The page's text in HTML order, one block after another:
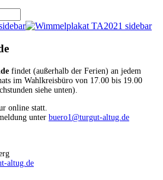
findet (außerhalb der Ferien) an jedem
im Wahlkreisbüro von 17.00 bis 19.00
siehe unten).
online statt.
unter buero1@turgut-altug.de
altug.de